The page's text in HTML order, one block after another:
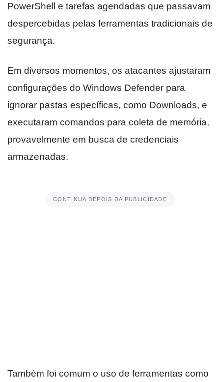
PowerShell e tarefas agendadas que passavam
despercebidas pelas ferramentas tradicionais de
segurança.
Em diversos momentos, os atacantes ajustaram
configurações do Windows Defender para
ignorar pastas específicas, como Downloads, e
executaram comandos para coleta de memória,
provavelmente em busca de credenciais
armazenadas.
CONTINUA DEPOIS DA PUBLICIDADE
Também foi comum o uso de ferramentas como